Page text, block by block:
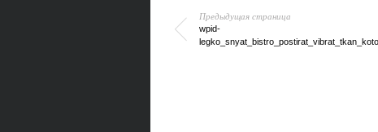
Предыдущая страница
wpid-